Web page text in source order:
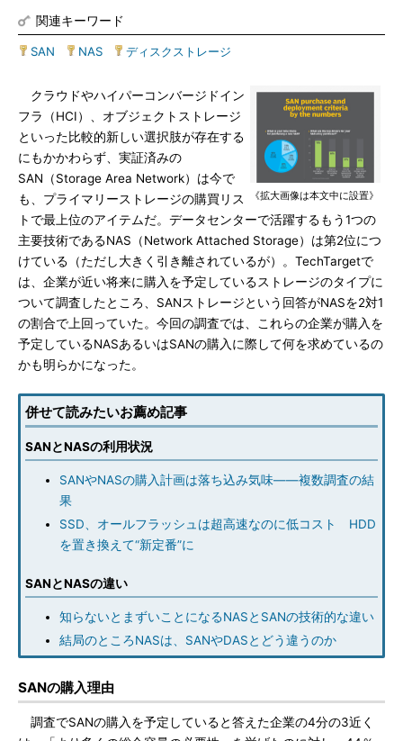
関連キーワード
SAN NAS ディスクストレージ
《拡大画像は本文中に設置》
クラウドやハイパーコンバージドイン
フラ（HCI）、オブジェクトストレージ
といった比較的新しい選択肢が存在する
にもかかわらず、実証済みの
SAN（Storage Area Network）は今で
も、プライマリーストレージの購買リス
トで最上位のアイテムだ。データセンターで活躍するもう1つの
主要技術であるNAS（Network Attached Storage）は第2位につ
けている（ただし大きく引き離されているが）。TechTargetで
は、企業が近い将来に購入を予定しているストレージのタイプに
ついて調査したところ、SANストレージという回答がNASを2対1
の割合で上回っていた。今回の調査では、これらの企業が購入を
予定しているNASあるいはSANの購入に際して何を求めているの
かも明らかになった。
併せて読みたいお薦め記事
SANとNASの利用状況
SANやNASの購入計画は落ち込み気味――複数調査の結
果
SSD、オールフラッシュは超高速なのに低コスト HDD
を置き換えて“新定番”に
SANとNASの違い
知らないとまずいことになるNASとSANの技術的な違い
結局のところNASは、SANやDASとどう違うのか
SANの購入理由
調査でSANの購入を予定していると答えた企業の4分の3近く